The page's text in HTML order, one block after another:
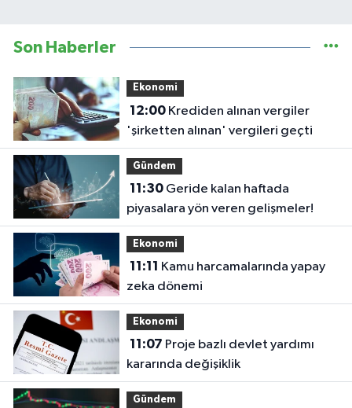
Son Haberler
Ekonomi
12:00Krediden alınan vergiler
'şirketten alınan' vergileri geçti
Gündem
11:30Geride kalan haftada
piyasalara yön veren gelişmeler!
Ekonomi
11:11
zeka dönemi
Ekonomi
11:07
kararında değişiklik
Gündem